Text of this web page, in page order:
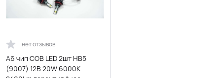
нет отзывов
A6 чип СОВ LED 2шт HB5
(9007) 12В 20W 6000К